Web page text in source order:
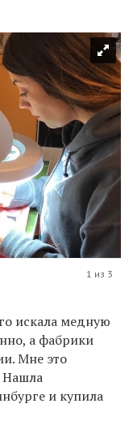
1 из 3
искала медную
а фабрики
Мне это
Нашла
и купила